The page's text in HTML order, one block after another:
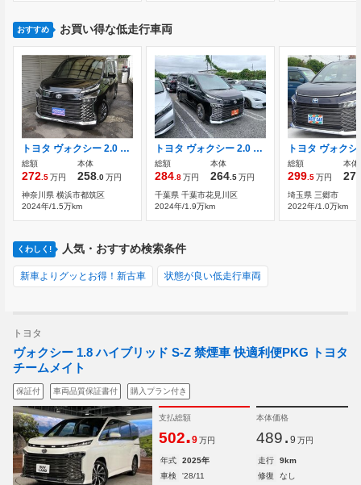
おすすめ お買い得な低走行車両
トヨタ ヴォクシー 2.0 S-G 純正DSPオーディオナビTV 走行14800KM 禁煙
総額
272.5万円
本体
258.0万円
神奈川県 横浜市都筑区
2024年/1.5万km
トヨタ ヴォクシー 2.0 S-G 禁煙車 純正8インチナビ フルセグTV
総額
284.8万円
本体
264.5万円
千葉県 千葉市花見川区
2024年/1.9万km
総額
299.5万円
本体
埼玉県 三郷市
2022年/1.0万km
くわしく! 人気・おすすめ検索条件
新車よりグッとお得！新古車 状態が良い低走行車両
トヨタ
ヴォクシー 1.8 ハイブリッド S-Z 禁煙車 快適利便PKG トヨタ
チームメイト
保証付 車両品質保証書付 購入プラン付き
支払総額
502.9 万円
本体価格
489. 9 万円
年式 2025年 走行
9km
車検
'28/11 修復
なし